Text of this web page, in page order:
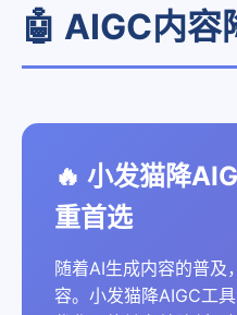
🤖 AIGC内容
🔥 小发猫降
重首选
随着AI生成内容的普及
容。小发猫降AIGC工